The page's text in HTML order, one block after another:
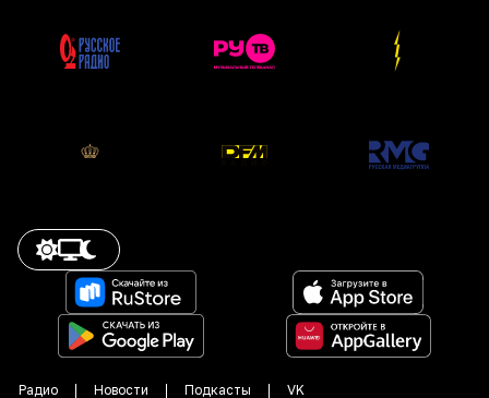
Радио Новости Подкасты VK